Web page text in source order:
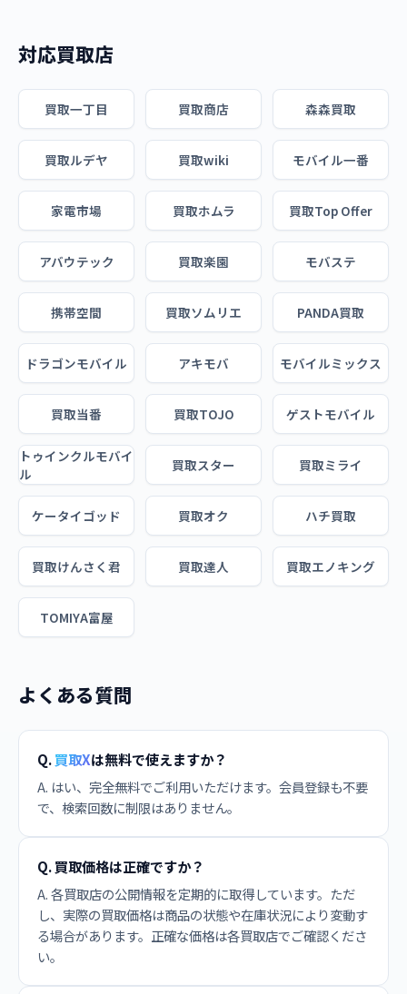
対応買取店
買取一丁目 買取商店 森森買取
買取ルデヤ 買取wiki モバイル一番
家電市場 買取ホムラ 買取Top Offer
アバウテック 買取楽園 モバステ
携帯空間 買取ソムリエ PANDA買取
ドラゴンモバイル アキモバ モバイルミックス
買取当番 買取TOJO ゲストモバイル
トゥインクルモバイ
ル
買取スター 買取ミライ
ケータイゴッド 買取オク ハチ買取
買取けんさく君 買取達人 買取エノキング
TOMIYA富屋
よくある質問
Q.買取Xは無料で使えますか？
A. はい、完全無料でご利用いただけます。会員登録も不要
で、検索回数に制限はありません。
Q. 買取価格は正確ですか？
A. 各買取店の公開情報を定期的に取得しています。ただ
し、実際の買取価格は商品の状態や在庫状況により変動す
る場合があります。正確な価格は各買取店でご確認くださ
い。